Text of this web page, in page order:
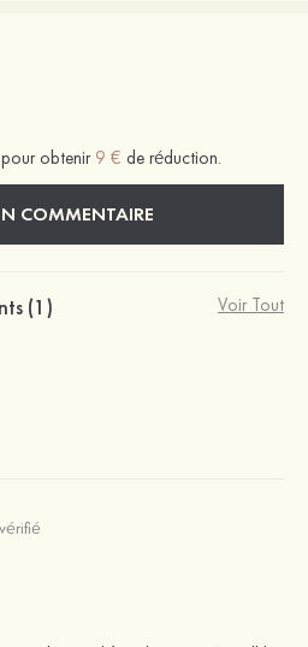
obtenir 9 € de réduction.
COMMENTAIRE
(1) Voir Tout